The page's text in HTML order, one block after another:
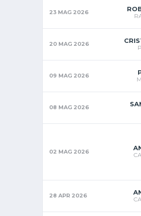
23 MAG 2026
20 MAG 2026
09 MAG 2026
08 MAG 2026
02 MAG 2026
28 APR 2026